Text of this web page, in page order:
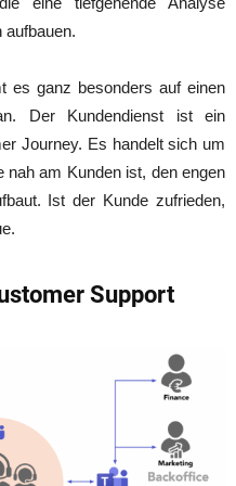
aufbauen.
es ganz besonders auf einen
Der Kundendienst ist ein
Journey. Es handelt sich um
nah am Kunden ist, den engen
Ist der Kunde zufrieden,
Support